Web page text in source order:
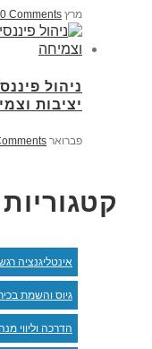
מרץ 3rd, 2026 0 Comments
ניהול
יציבות
פברואר 20th, 2026
קטגוריות
אינטליגנציה
גיוס והשמת
הדרכה וליווי